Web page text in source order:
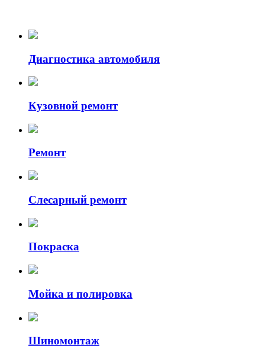
Диагностика автомобиля
Кузовной ремонт
Ремонт
Слесарный ремонт
Покраска
Мойка и полировка
Шиномонтаж